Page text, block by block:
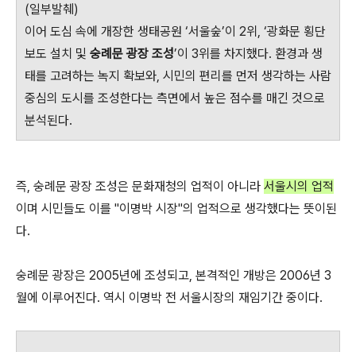
(일부발췌)
이어 도심 속에 개장한 생태공원 ‘서울숲’이 2위, ‘광화문 횡단
보도 설치 및 숭례문 광장 조성’이 3위를 차지했다. 환경과 생
태를 고려하는 녹지 확보와, 시민의 편리를 먼저 생각하는 사람
중심의 도시를 조성한다는 측면에서 높은 점수를 매긴 것으로
분석된다.
즉, 숭례문 광장 조성은 문화재청의 업적이 아니라 서울시의 업적
이며 시민들도 이를 "이명박 시장"의 업적으로 생각했다는 뜻이된
다.
숭례문 광장은 2005년에 조성되고, 본격적인 개방은 2006년 3
월에 이루어진다. 역시 이명박 전 서울시장의 재임기간 중이다.